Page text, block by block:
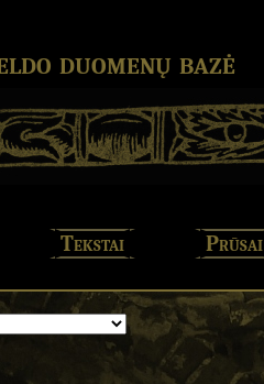
duomenų bazė
Tekstai Prūsai